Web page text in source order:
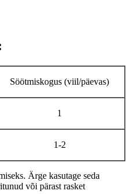
Söötmiskogus (viil/päevas)
1
1-2
Ärge kasutage seda
või pärast rasket